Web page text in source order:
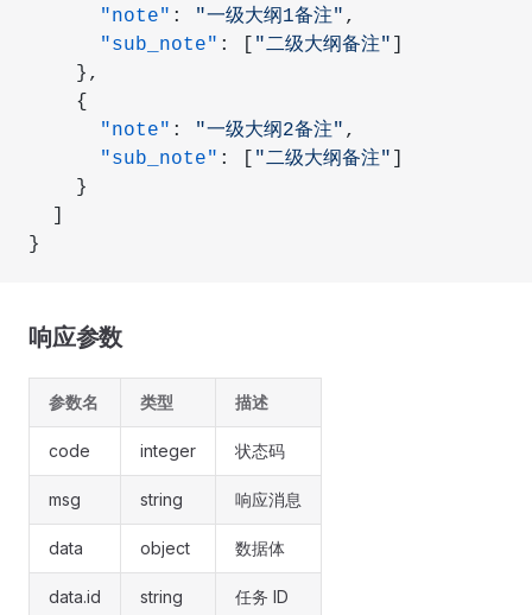
      "note"
: "一级大纲1备注" ,
      "sub_note"
: [ "二级大纲备注"
    },
    {
      "note"
: "一级大纲2备注" ,
      "sub_note"
: [ "二级大纲备注"
    }
}
响应参数
参数名 类型 描述
code integer 状态码
msg string 响应消息
data object 数据体
data.id string 任务 ID